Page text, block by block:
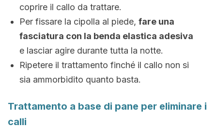
coprire il callo da trattare.
Per fissare la cipolla al piede, fare una
fasciatura con la benda elastica adesiva
e lasciar agire durante tutta la notte.
Ripetere il trattamento finché il callo non si
sia ammorbidito quanto basta.
Trattamento a base di pane per eliminare i
calli